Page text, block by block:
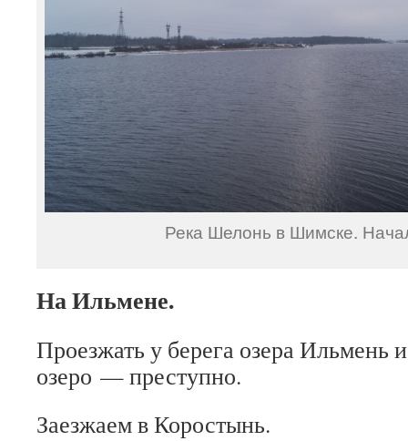
Река Шелонь в Шимске.
На Ильмене.
Проезжать у берега озера Ильмень
озеро — преступно.
Заезжаем в Коростынь.